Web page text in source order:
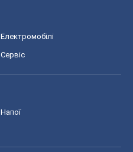
Електромобілі
Сервіс
Напої